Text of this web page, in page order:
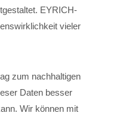
EYRICH-
vieler
zum nachhaltigen
Daten besser
Wir können mit